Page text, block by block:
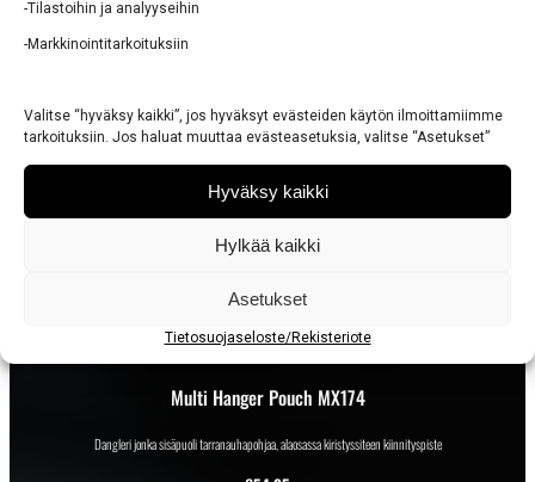
-Tilastoihin ja analyyseihin
-Markkinointitarkoituksiin
Valitse “hyväksy kaikki”, jos hyväksyt evästeiden käytön ilmoittamiimme
tarkoituksiin. Jos haluat muuttaa evästeasetuksia, valitse “Asetukset”
Hyväksy kaikki
Hylkää kaikki
Asetukset
Tietosuojaseloste/Rekisteriote
Multi-Pouch Vertical Large PA022
Multi Hanger Pouch MX174
Dangleri jonka sisäpuoli tarranauhapohjaa, alaosassa kiristyssiteen kiinnityspiste